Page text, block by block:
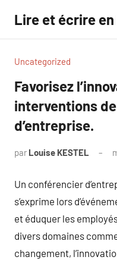
contenu
Lire et écrire
Uncategorized
Favorisez
interventions
d’entreprise.
par Louise KESTEL
Un conférencier
s’exprime lors
et éduquer les
divers domaines
changement,